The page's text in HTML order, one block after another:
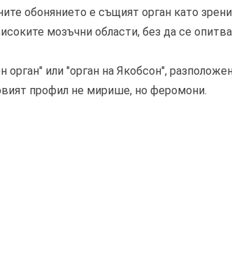
обонянието е същият орган като
мозъчни области, без да се
или "орган на Якобсон",
профил не мирише, но феромони.